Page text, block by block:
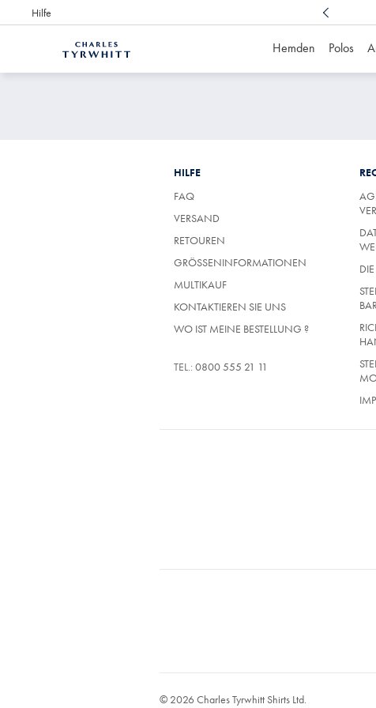
Hilfe
Preisgekrönter Kundenservice,
Tyrwhitt
Hemden Polos
HILFE
FAQ
VERSAND
RETOUREN
GRÖSSENINFORMATIONEN
MULTIKAUF
KONTAKTIEREN SIE UNS
WO IST MEINE BESTELLUNG ?
TEL.: 0800 555 21 11
© 2026 Charles Tyrwhitt Shirts Ltd.